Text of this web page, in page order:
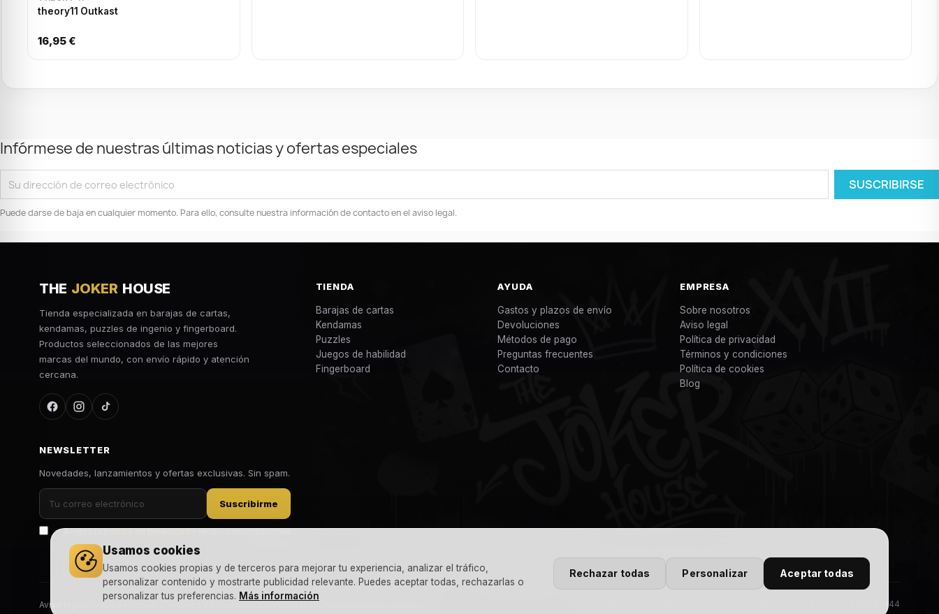
Usamos cookies
Usamos cookies propias y de terceros para mejorar tu experiencia, analizar el tráfico,
personalizar contenido y mostrarte publicidad relevante. Puedes aceptar todas, rechazarlas o
personalizar tus preferencias. Más información
Rechazar todas Personalizar Aceptar todas
theory11 Outkast
16,95 €
Infórmese de nuestras últimas noticias y ofertas especiales
Puede darse de baja en cualquier momento. Para ello, consulte nuestra información de contacto en el aviso legal.
THE JOKER HOUSE
Tienda especializada en barajas de cartas,
kendamas, puzzles de ingenio y fingerboard.
Productos seleccionados de las mejores
marcas del mundo, con envío rápido y atención
cercana.
TIENDA
Barajas de cartas
Kendamas
Puzzles
Juegos de habilidad
Fingerboard
AYUDA
Gastos y plazos de envío
Devoluciones
Métodos de pago
Preguntas frecuentes
Contacto
EMPRESA
Sobre nosotros
Aviso legal
Política de privacidad
Términos y condiciones
Política de cookies
Blog
NEWSLETTER
Novedades, lanzamientos y ofertas exclusivas. Sin spam.
Suscribirme
Acepto lapolítica de privacidady recibir comunicaciones
Aviso legal Privacidad Términos y condiciones © 2026 The Joker House — Site Factory Digital Agency S.L · NIF B88047444